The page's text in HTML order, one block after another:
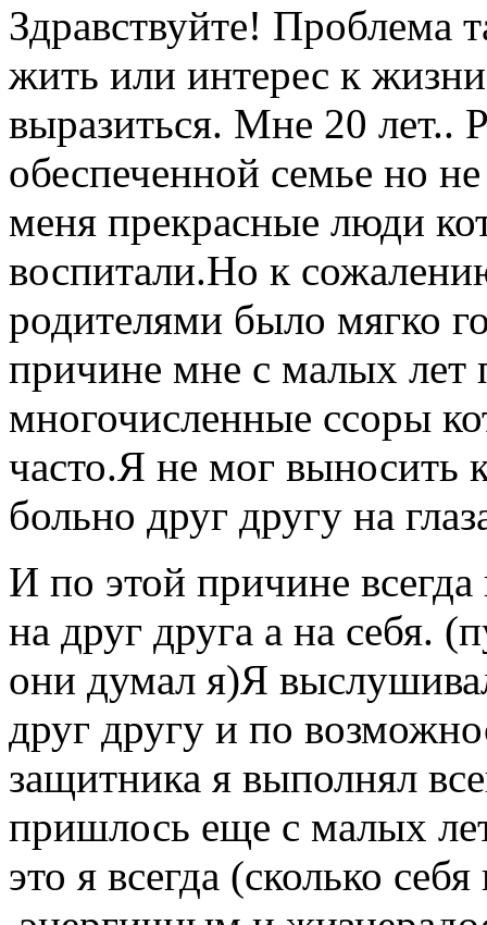
Здравствуйте! Проблема
жить или интерес к
выразиться. Мне 20 лет..
обеспеченной семье но
меня прекрасные люди
воспитали.Но к
родителями было мягко
причине мне с малых лет
многочисленные ссоры
часто.Я не мог выносить
больно друг другу на
И по этой причине
на друг друга а на себя.
они думал я)Я
друг другу и по
защитника я выполнял
пришлось еще с малых
это я всегда (сколько